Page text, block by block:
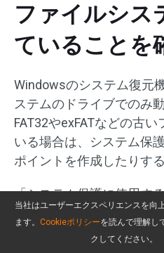
ファイルシス
ていることを
Windowsのシステム復元
ステムのドライブでのみ
FAT32やexFATなどの古
いる場合は、システム保
ポイントを作成したりす
「システム保護に使用す
きません」エラーが発生
ブを NTFS ファイルシス
当社はユーザーエクスペリエンスを向
ます。 Cookieポリシーを読んで理解し
クしてください。